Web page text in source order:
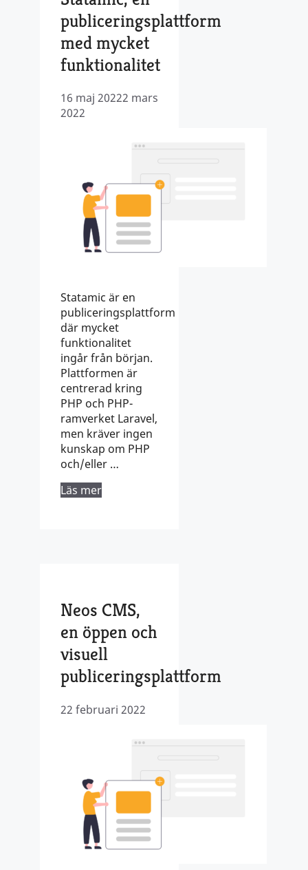
publiceringsplattform
med mycket
funktionalitet
16 maj 20222 mars
2022
Statamic är en
publiceringsplattform
där mycket
funktionalitet
ingår från början.
Plattformen är
centrerad kring
PHP och PHP-
ramverket Laravel,
men kräver ingen
kunskap om PHP
och/eller …
Läs mer
Neos CMS,
en öppen och
visuell
publiceringsplattform
22 februari 2022